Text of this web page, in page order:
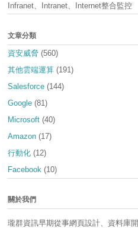
Infranet、Intranet、Internet整合監控
文章分類
資安威脅 (560)
其他雲端運算 (191)
Salesforce (144)
Google (81)
Microsoft (40)
Amazon (17)
行動化 (12)
Facebook (10)
關於我們
瓏群資訊早期從事網頁設計、資料庫開